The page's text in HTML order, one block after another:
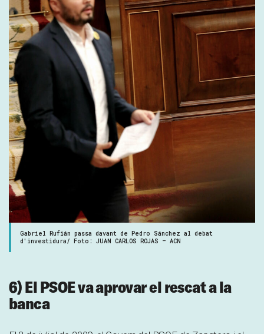
Gabriel Rufián passa davant de Pedro Sánchez al debat
d'investidura/ Foto: JUAN CARLOS ROJAS – ACN
6) El PSOE va aprovar el rescat a la
banca